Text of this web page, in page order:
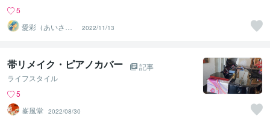
5
愛彩（あいさ）
♡愛と光の波動
ヒーラー
2022/11/13
帯リメイク・ピアノカバー
記事
ライフスタイル
5
峯風堂 2022/08/30